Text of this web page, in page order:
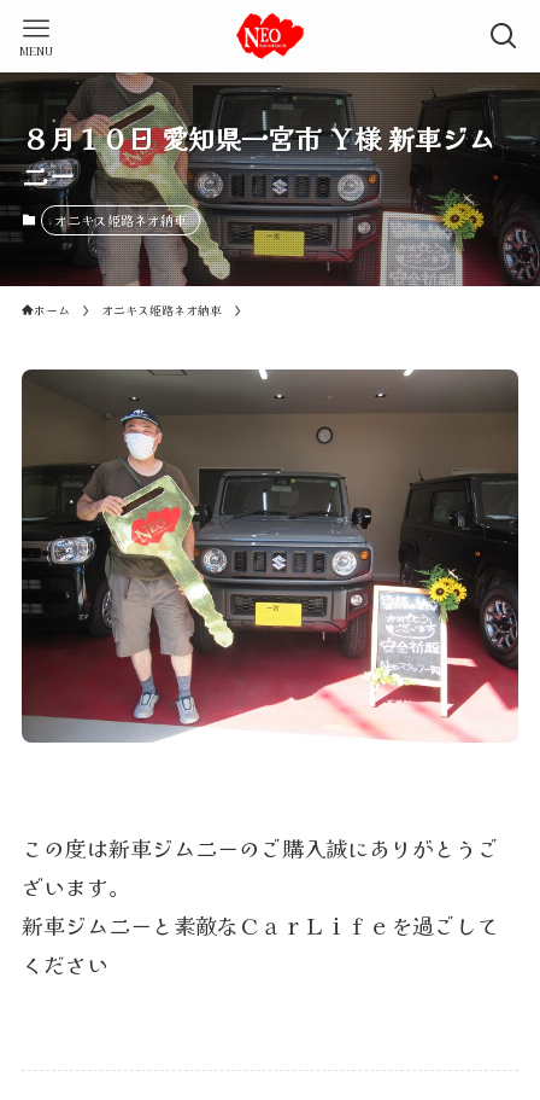
MENU
８月１０日 愛知県一宮市 Ｙ様 新車ジム
ニー
オニキス姫路ネオ納車
ホーム オニキス姫路ネオ納車
この度は新車ジムニーのご購入誠にありがとうご
ざいます。
新車ジムニーと素敵なＣａｒＬｉｆｅを過ごして
ください